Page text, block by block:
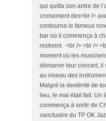
qui quitta son antre de
croisement des<br />
contourna le fameux
bar où il commença à
restreint. <br /> <br />
moment où les
démarrer leur concert, il
au niveau des
Malgré la dextérité de
lieu, le mal était fait. Un
commença à sortir de
sanctuaire du TP OK